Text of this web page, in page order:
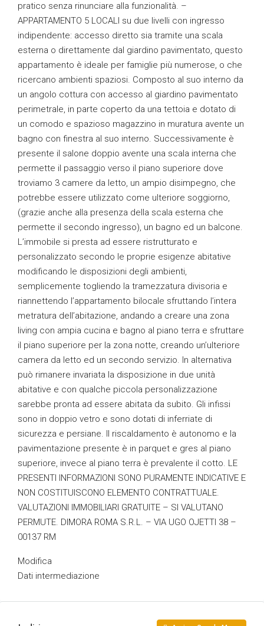
pratico senza rinunciare alla funzionalità. –
APPARTAMENTO 5 LOCALI su due livelli con ingresso
indipendente: accesso diretto sia tramite una scala
esterna o direttamente dal giardino pavimentato, questo
appartamento è ideale per famiglie più numerose, o che
ricercano ambienti spaziosi. Composto al suo interno da
un angolo cottura con accesso al giardino pavimentato
perimetrale, in parte coperto da una tettoia e dotato di
un comodo e spazioso magazzino in muratura avente un
bagno con finestra al suo interno. Successivamente è
presente il salone doppio avente una scala interna che
permette il passaggio verso il piano superiore dove
troviamo 3 camere da letto, un ampio disimpegno, che
potrebbe essere utilizzato come ulteriore soggiorno,
(grazie anche alla presenza della scala esterna che
permette il secondo ingresso), un bagno ed un balcone.
L’immobile si presta ad essere ristrutturato e
personalizzato secondo le proprie esigenze abitative
modificando le disposizioni degli ambienti,
semplicemente togliendo la tramezzatura divisoria e
riannettendo l’appartamento bilocale sfruttando l’intera
metratura dell’abitazione, andando a creare una zona
living con ampia cucina e bagno al piano terra e sfruttare
il piano superiore per la zona notte, creando un’ulteriore
camera da letto ed un secondo servizio. In alternativa
può rimanere invariata la disposizione in due unità
abitative e con qualche piccola personalizzazione
sarebbe pronta ad essere abitata da subito. Gli infissi
sono in doppio vetro e sono dotati di inferriate di
sicurezza e persiane. Il riscaldamento è autonomo e la
pavimentazione presente è in parquet e gres al piano
superiore, invece al piano terra è prevalente il cotto. LE
PRESENTI INFORMAZIONI SONO PURAMENTE INDICATIVE E
NON COSTITUISCONO ELEMENTO CONTRATTUALE.
VALUTAZIONI IMMOBILIARI GRATUITE – SI VALUTANO
PERMUTE. DIMORA ROMA S.R.L. – VIA UGO OJETTI 38 –
00137 RM
Modifica
Dati intermediazione